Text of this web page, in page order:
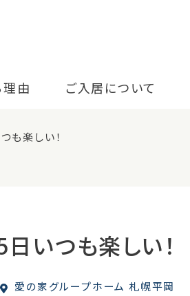
由 ご入居について
も楽しい！
いつも楽しい！
愛の家グループホーム 札幌平岡